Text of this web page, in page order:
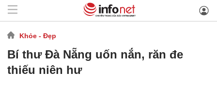
Khỏe - Đẹp
Bí thư Đà Nẵng uốn nắn, răn đe
thiếu niên hư